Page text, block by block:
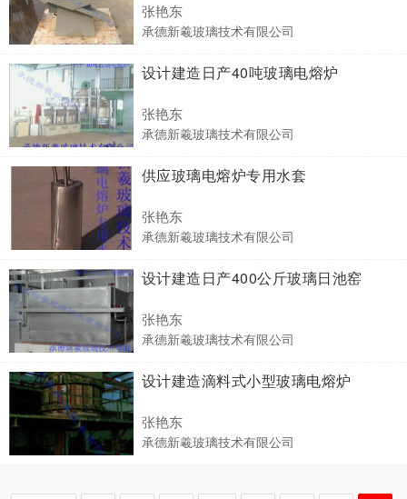
张艳东
承德新羲玻璃技术有限公司
设计建造日产40吨玻璃电熔炉
张艳东
承德新羲玻璃技术有限公司
供应玻璃电熔炉专用水套
张艳东
承德新羲玻璃技术有限公司
设计建造日产400公斤玻璃日池窑
张艳东
承德新羲玻璃技术有限公司
设计建造滴料式小型玻璃电熔炉
张艳东
承德新羲玻璃技术有限公司